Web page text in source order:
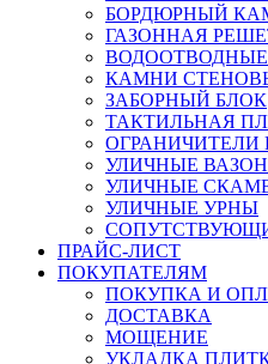
БОРДЮРНЫЙ
ГАЗОННАЯ
КАМНИ
ЗАБОРНЫЙ БЛОК
ТАКТИЛЬНАЯ
ОГРАНИЧИТЕЛИ
УЛИЧНЫЕ
УЛИЧНЫЕ
УЛИЧНЫЕ УРНЫ
ПРАЙС-ЛИСТ
ПОКУПАТЕЛЯМ
ПОКУПКА И
ДОСТАВКА
МОЩЕНИЕ
УКЛАДКА